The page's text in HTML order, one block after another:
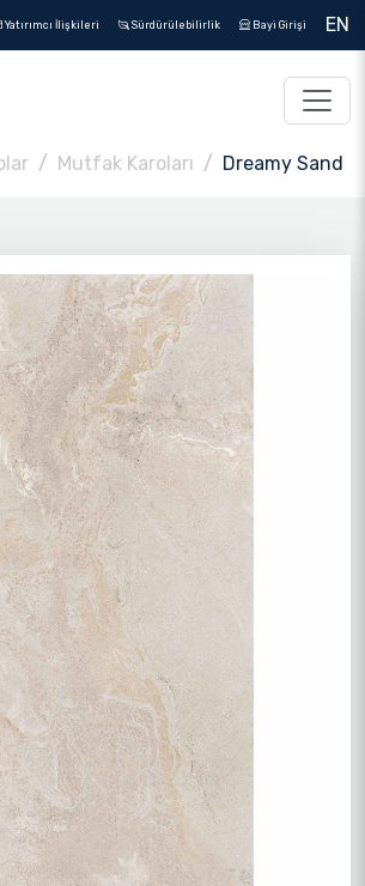
Yatırımcı İlişkileri Sürdürülebilirlik Bayi Girişi EN
Mutfak Karoları Dreamy Sand